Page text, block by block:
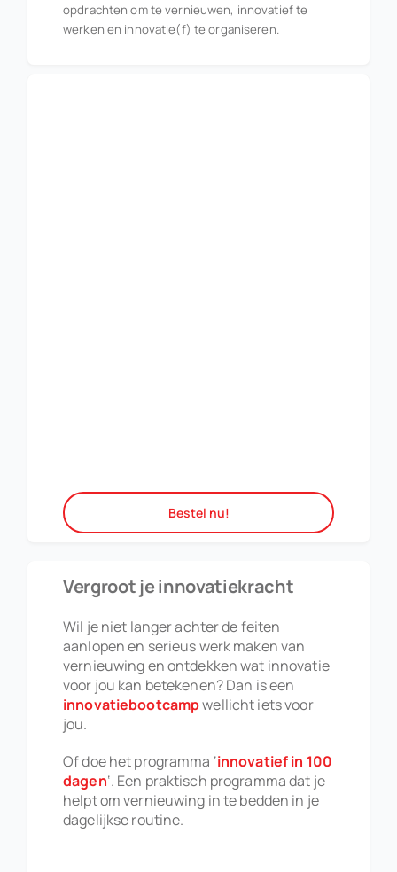
opdrachten om te vernieuwen, innovatief te
werken en innovatie(f) te organiseren.
Bestel nu!
Vergroot je innovatiekracht
Wil je niet langer achter de feiten
aanlopen en serieus werk maken van
vernieuwing en ontdekken wat innovatie
voor jou kan betekenen? Dan is een
innovatiebootcampwellicht iets voor
jou.
Of doe het programma ‘innovatief in 100
dagen‘. Een praktisch programma dat je
helpt om vernieuwing in te bedden in je
dagelijkse routine.